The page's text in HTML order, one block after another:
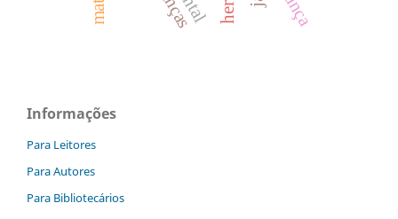
Informações
Para Leitores
Para Autores
Para Bibliotecários